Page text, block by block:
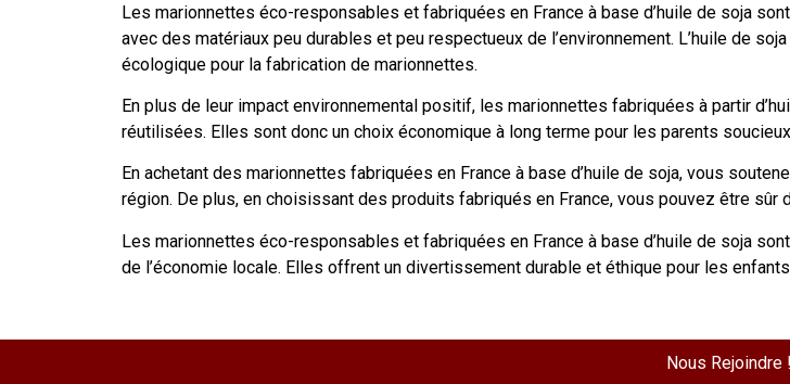
Les marionnettes éco-responsables et fabriquées en France à base d’huile de soja
avec des matériaux peu durables et peu respectueux de l’environnement. L’huile de
écologique pour la fabrication de marionnettes.
En plus de leur impact environnemental positif, les marionnettes fabriquées à partir
réutilisées. Elles sont donc un choix économique à long terme pour les parents soucieux
En achetant des marionnettes fabriquées en France à base d’huile de soja, vous
région. De plus, en choisissant des produits fabriqués en France, vous pouvez être sûr
Les marionnettes éco-responsables et fabriquées en France à base d’huile de soja
de l’économie locale. Elles offrent un divertissement durable et éthique pour les
Nous Rejoindre !